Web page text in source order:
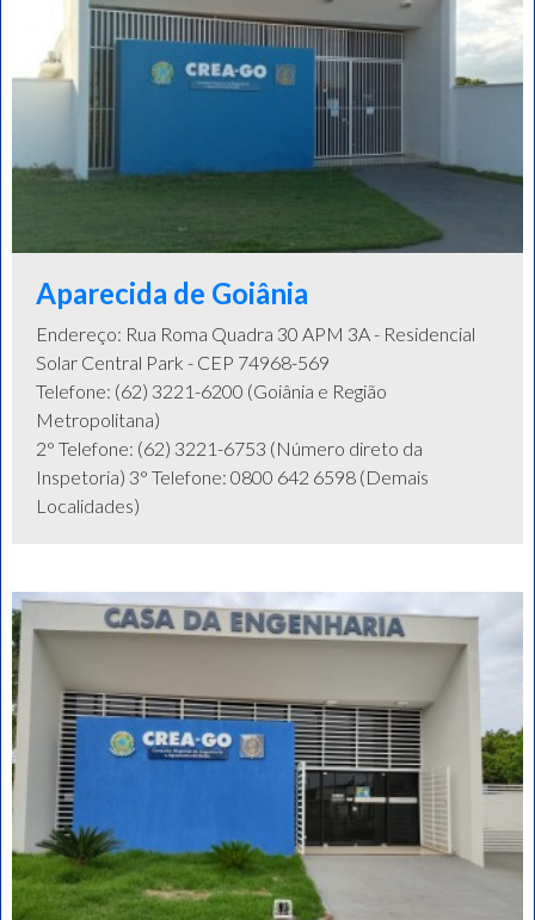
Aparecida de Goiânia
Endereço: Rua Roma Quadra 30 APM 3A - Residencial
Solar Central Park - CEP 74968-569
Telefone: (62) 3221-6200 (Goiânia e Região
Metropolitana)
2° Telefone: (62) 3221-6753 (Número direto da
Inspetoria) 3° Telefone: 0800 642 6598 (Demais
Localidades)